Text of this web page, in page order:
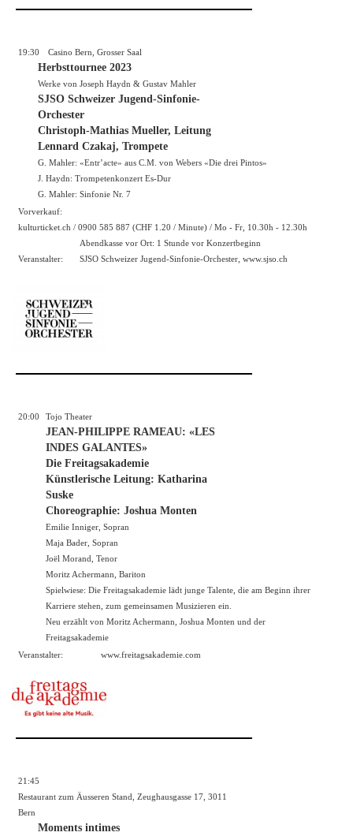
19:30 Casino Bern, Grosser Saal
Herbsttournee 2023
Werke von Joseph Haydn & Gustav Mahler
SJSO Schweizer Jugend-Sinfonie-
Orchester
Christoph-Mathias Mueller, Leitung
Lennard Czakaj, Trompete
G. Mahler: «Entr’acte» aus C.M. von Webers «Die drei Pintos»
J. Haydn: Trompetenkonzert Es-Dur
G. Mahler: Sinfonie Nr. 7
Vorverkauf:
kulturticket.ch / 0900 585 887 (CHF 1.20 / Minute) / Mo - Fr, 10.30h - 12.30h
Abendkasse vor Ort: 1 Stunde vor Konzertbeginn
Veranstalter:
SJSO Schweizer Jugend-Sinfonie-Orchester, www.sjso.ch
20:00 Tojo Theater
JEAN-PHILIPPE RAMEAU: «LES
INDES GALANTES»
Die Freitagsakademie
Künstlerische Leitung: Katharina
Suske
Choreographie: Joshua Monten
Emilie Inniger, Sopran
Maja Bader, Sopran
Joël Morand, Tenor
Moritz Achermann, Bariton
Spielwiese: Die Freitagsakademie lädt junge Talente, die am Beginn ihrer
Karriere stehen, zum gemeinsamen Musizieren ein.
Neu erzählt von Moritz Achermann, Joshua Monten und der
Freitagsakademie
Veranstalter:
www.freitagsakademie.com
21:45
Restaurant zum Äusseren Stand, Zeughausgasse 17, 3011
Bern
Moments intimes